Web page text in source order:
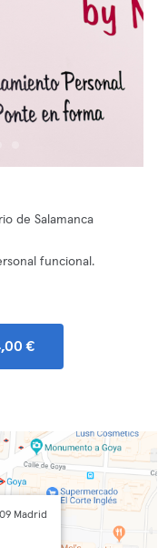
de Salamanca
funcional.
€
Madrid